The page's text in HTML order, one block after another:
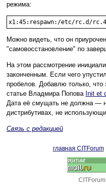
режима:
Можно видеть, что он
"самовосстановление" по
На этом рассмотрение
законченным. Если чего
пробелов. Добавлю только, что
статье Владмира Попова Init et
Дата её смущать не должна —
дистрибутивах, не
Связь с редакцией
главная CITForum